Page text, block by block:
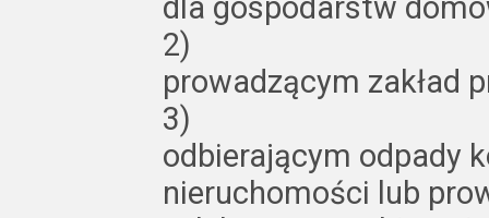
dla gospodarstw
2)
prowadzącym zakład
3)
odbierającym odpady
nieruchomości lub